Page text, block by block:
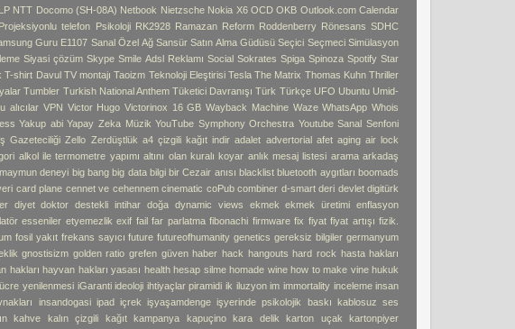
NTT Docomo (SH-08A) Netbook Nietzsche Nokia X6 OCD OKB Outlook.com Calendar
Projeksiyonlu telefon Psikoloji RK2928 Ramazan Reform Roddenberry Rönesans SDHC
Guru E1107 Sanal Özel Ağ Sansür Satın Alma Güdüsü Seçici Seçmeci Simülasyon
Siyasi çözüm Skype Smile Adsl Reklamı Social Sokrates Spiga Spinoza Spotify Star
T-shirt Davul TV montajı Taoizm Teknoloji Eleştirisi Tesla The Matrix Thomas Kuhn Thriller
Tumbler Turkish National Anthem Tüketici Davranışı Türk Türkçe UFO Ubuntu Umid-
alıcılar VPN Victor Hugo Victorinox 16 GB Wayback Machine Waze WhatsApp Whois
Yakup abi Yapay Zeka Müzik YouTube Symphony Orchestra Youtube Sanal Senfoni
Gazeteciliği Zello Zerdüştlük a4 çizgili kağıt indir adalet advertorial afet aging air lock
alkol ile termometre yapımı altını olan kuralı koyar anlık mesaj listesi arama arkadaş
deneyi big bang big data bilgi bir Cezair anısı blacklist bluetooth aygıtları boomads
card plane cennet ve cehennem cinematic coPub combiner d-smart deri devlet digitürk
diyet doktor destekli intihar doğa dynamic views ekmek ekmek üretimi enflasyon
esseniler etyemezlik exif fail far parlatma fibonachi firmware fix fiyat fiyat artışı fizik.
fosil yakıt frekans sayıcı future futureofhumanity genetics gereksiz bilgiler germanyum
gnostisizm golden ratio grefen güven haber hack hangouts hard rock hasta hakları
hakları hayvan hakları yasası health hesap silme homade wine how to make vine hukuk
yenilenmesi iGaranti ideoloji ihtiyaçlar piramidi ik iluzyon im immortality inceleme insan
insandogasi ipad içrek işyaşamdenge işyerinde psikolojik baskı kablosuz ses
kahve kalın çizgili kağıt kampanya kapuçino kara delik karton uçak
kartonpiyer